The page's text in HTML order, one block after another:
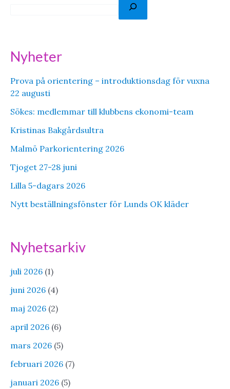
Nyheter
Prova på orientering – introduktionsdag för vuxna
22 augusti
Sökes: medlemmar till klubbens ekonomi-team
Kristinas Bakgårdsultra
Malmö Parkorientering 2026
Tjoget 27-28 juni
Lilla 5-dagars 2026
Nytt beställningsfönster för Lunds OK kläder
Nyhetsarkiv
juli 2026 (1)
juni 2026 (4)
maj 2026 (2)
april 2026 (6)
mars 2026 (5)
februari 2026 (7)
januari 2026 (5)